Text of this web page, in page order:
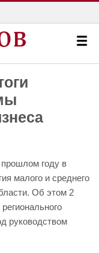
году в
малого и среднего
Об этом 2
руководством